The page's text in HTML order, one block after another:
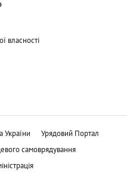
власності
України
Урядовий Портал
самоврядування